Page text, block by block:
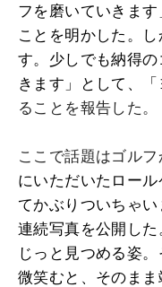
フを磨いていきま
ことを明かした。
す。少しでも納得
きます」として、「
ることを報告した。
ここで話題はゴル
にいただいたロー
てかぶりついちゃ
連続写真を公開し
じっと見つめる姿
微笑むと、そのま